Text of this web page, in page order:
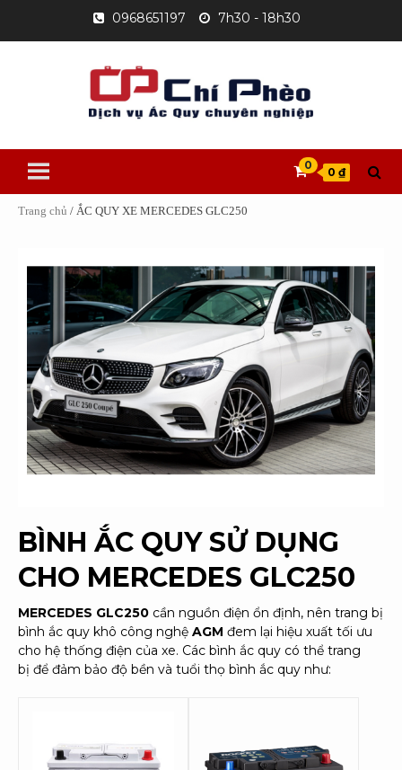
content
0968651197 7h30 - 18h30
0
0 ₫
Trang chủ / ẮC QUY XE MERCEDES GLC250
BÌNH ẮC QUY SỬ DỤNG
CHO MERCEDES GLC250
MERCEDES GLC250 cần nguồn điện ổn định, nên trang bị
bình ắc quy khô công nghệ AGM đem lại hiệu xuất tối ưu
cho hệ thống điện của xe. Các bình ắc quy có thể trang
bị để đảm bảo độ bền và tuổi thọ bình ắc quy như: